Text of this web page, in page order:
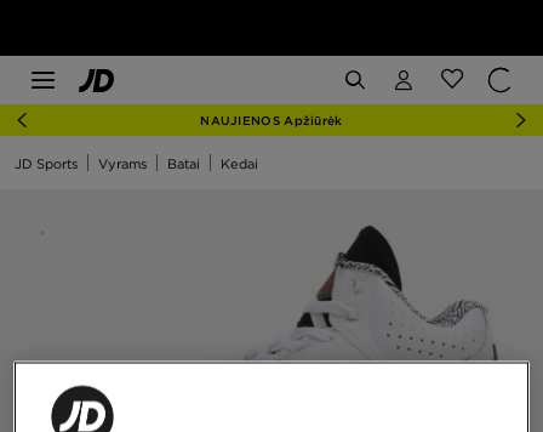
NAUJIENOS Apžiūrėk
JD Sports Vyrams Batai Kedai